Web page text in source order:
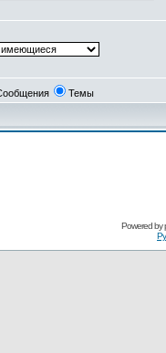
Темы
Powered by